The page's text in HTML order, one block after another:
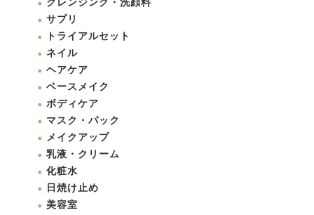
クレンジング・洗顔料
サプリ
トライアルセット
ネイル
ヘアケア
ベースメイク
ボディケア
マスク・パック
メイクアップ
乳液・クリーム
化粧水
日焼け止め
美容室